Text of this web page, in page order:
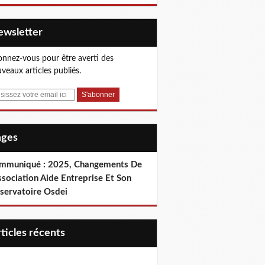
vous pour être averti des
articles publiés.
: 2025, Changements De
Aide Entreprise Et Son
Osdei
récents